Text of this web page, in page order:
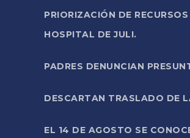
PRIORIZACIÓN DE
HOSPITAL DE JULI.
PADRES DENUNCIAN
DESCARTAN TRASLADO DE
EL 14 DE AGOSTO SE